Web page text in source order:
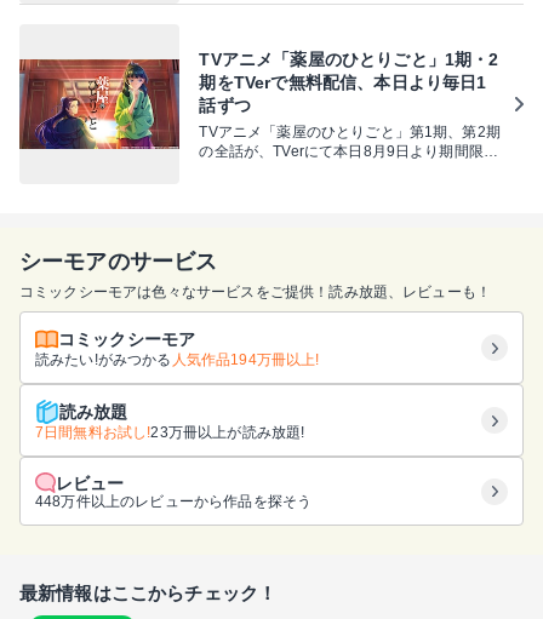
TVアニメ「薬屋のひとりごと」1期・2
期をTVerで無料配信、本日より毎日1
話ずつ
TVアニメ「薬屋のひとりごと」第1期、第2期
の全話が、TVerにて本日8月9日より期間限定
シーモアのサービス
コミックシーモアは色々なサービスをご提供！読み放題、レビューも！
コミックシーモア
読みたい!がみつかる 人気作品194万冊以上!
読み放題
7日間無料お試し!23万冊以上が読み放題!
レビュー
448万件以上のレビューから作品を探そう
最新情報はここからチェック！